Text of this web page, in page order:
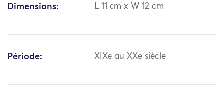
Dimensions: L 11 cm x W 12 cm
Période: XIXe au XXe siècle